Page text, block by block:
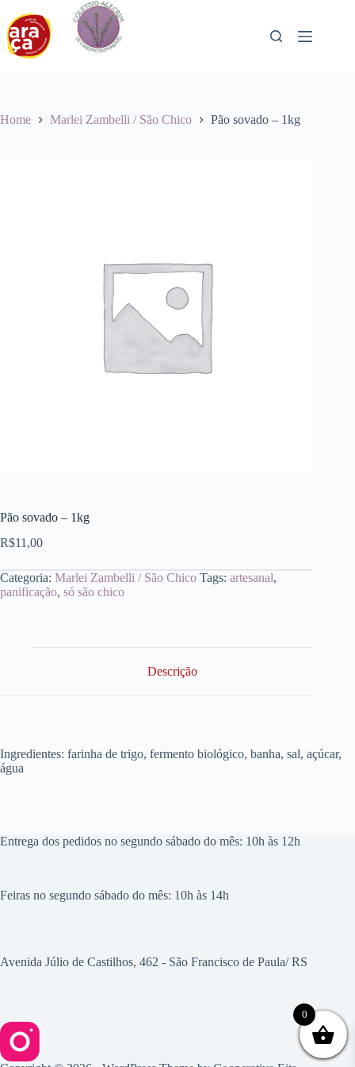
para
conteúdo
Home Marlei Zambelli / São Chico Pão sovado – 1kg
Pão sovado – 1kg
R$11,00
Categoria: Marlei Zambelli / São Chico Tags: artesanal,
panificação, só são chico
Descrição
Ingredientes: farinha de trigo, fermento biológico, banha, sal, açúcar,
água
Entrega dos pedidos no segundo sábado do mês: 10h às 12h
Feiras no segundo sábado do mês: 10h às 14h
Avenida Júlio de Castilhos, 462 - São Francisco de Paula/ RS
0